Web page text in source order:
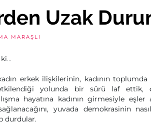
Uzak
MARAŞLI
erkek ilişkilerinin, kadının toplumda
yolunda bir sürü laf ettik,
hayatına kadının girmesiyle eşler
yuvada demokrasinin
durdular.